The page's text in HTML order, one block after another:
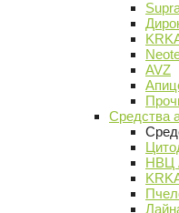
AVZ
Средства
НВЦ